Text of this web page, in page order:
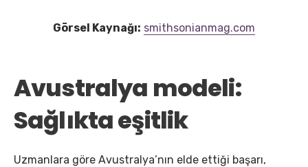
Görsel Kaynağı: smithsonianmag.com
Avustralya modeli:
Sağlıkta eşitlik
Uzmanlara göre Avustralya’nın elde ettiği başarı,